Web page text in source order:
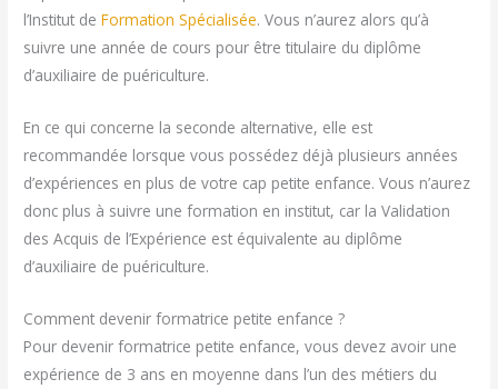
l’Institut deFormation Spécialisée. Vous n’aurez alors qu’à
suivre une année de cours pour être titulaire du diplôme
d’auxiliaire de puériculture.
En ce qui concerne la seconde alternative, elle est
recommandée lorsque vous possédez déjà plusieurs années
d’expériences en plus de votre cap petite enfance. Vous n’aurez
donc plus à suivre une formation en institut, car la Validation
des Acquis de l’Expérience est équivalente au diplôme
d’auxiliaire de puériculture.
Comment devenir formatrice petite enfance ?
Pour devenir formatrice petite enfance, vous devez avoir une
expérience de 3 ans en moyenne dans l’un des métiers du